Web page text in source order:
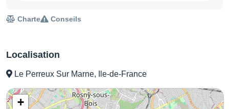
Localisation
Le Perreux Sur Marne, Ile-de-France
+
Charte Conseils